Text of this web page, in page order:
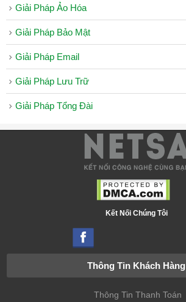
Email
Hosting
Email
Email
Marketing
License
Giải Pháp Ảo Hóa
Giải Pháp Bảo Mật
Giải Pháp Email
Giải Pháp Lưu Trữ
Giải Pháp Tổng Đài
Kết Nối Chúng Tôi
Thông Tin Khách Hàng
Thông Tin Thanh Toán